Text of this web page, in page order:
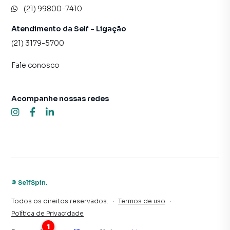
(21) 99800-7410
Atendimento da Self - Ligação
(21) 3179-5700
Fale conosco
Acompanhe nossas redes
© SelfSpin.
Todos os direitos reservados. · Termos de uso
·
Política de Privacidade